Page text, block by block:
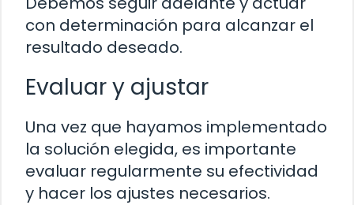
con determinación para alcanzar el
resultado deseado.
Evaluar y ajustar
Una vez que hayamos implementado
la solución elegida, es importante
evaluar regularmente su efectividad
y hacer los ajustes necesarios.